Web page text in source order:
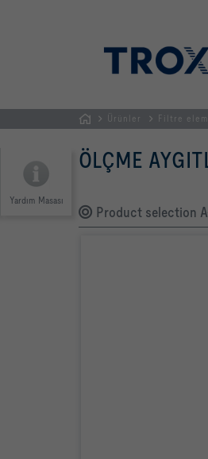
SAYFASI
Ürünler Filtre
Yardım Masası
ÖLÇME
Product selection